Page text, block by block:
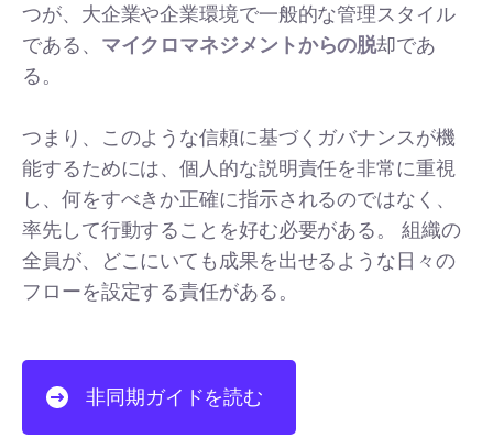
つが、大企業や企業環境で一般的な管理スタイル
である、 マイクロマネジメントからの脱却であ
る。
つまり、このような信頼に基づくガバナンスが機
能するためには、個人的な説明責任を非常に重視
し、何をすべきか正確に指示されるのではなく、
率先して行動することを好む必要がある。 組織の
全員が、どこにいても成果を出せるような日々の
フローを設定する責任がある。
非同期ガイドを読む